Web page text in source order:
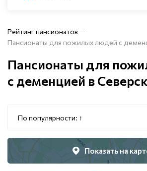
Рейтинг пансионатов
Пансионаты для пожилых людей с
Пансионаты для
с деменцией в
По популярности: ↑
Показать на